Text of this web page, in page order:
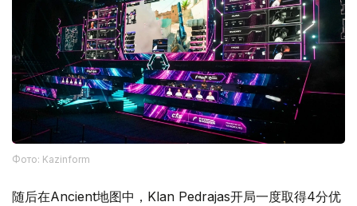
Фото: Kazinform
随后在Ancient地图中，Klan Pedrajas开局一度取得4分优